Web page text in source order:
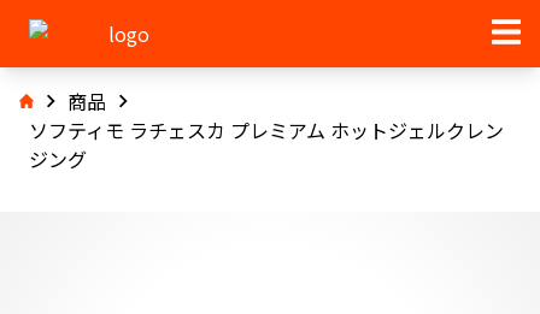
商品
ソフティモ ラチェスカ プレミアム ホットジェルクレン
ジング